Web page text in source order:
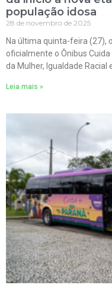
população idosa
28 de novembro de 2025
Na última quinta-feira (27),
oficialmente o Ônibus
da Mulher, Igualdade Racial
Leia mais »